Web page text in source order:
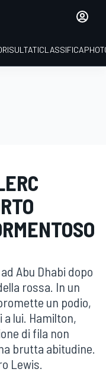
RISULTATICLASSIFICA
Abu Dhabi dopo
rossa. In un
un podio,
lui. Hamilton,
di fila non
brutta abitudine.
Lewis.